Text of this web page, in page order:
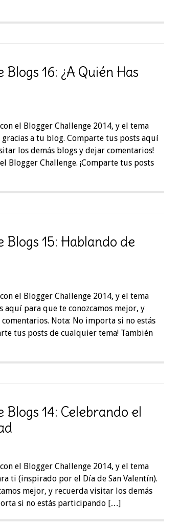
16: ¿A Quién Has
el Blogger Challenge 2014, y el tema
a tu blog. Comparte tus posts aquí
los demás blogs y dejar comentarios!
Blogger Challenge. ¡Comparte tus posts
Blogs 15: Hablando de
el Blogger Challenge 2014, y el tema
para que te conozcamos mejor, y
Nota: No importa si no estás
tus posts de cualquier tema! También
Blogs 14: Celebrando el
el Blogger Challenge 2014, y el tema
ti (inspirado por el Día de San Valentín).
mejor, y recuerda visitar los demás
si no estás participando […]